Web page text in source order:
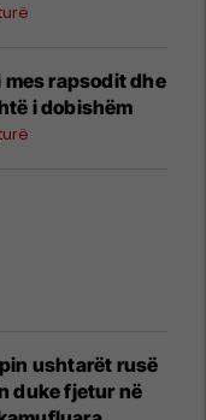
rapsodit dhe
i dobishëm
ushtarët rusë
duke fjetur në